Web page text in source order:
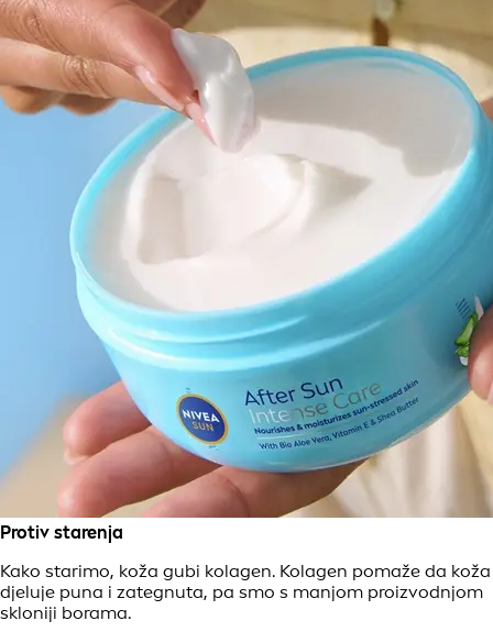
Protiv starenja
Kako starimo, koža gubi kolagen. Kolagen pomaže da koža
djeluje puna i zategnuta, pa smo s manjom proizvodnjom
skloniji borama.